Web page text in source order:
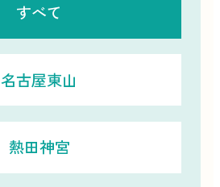
すべて
名古屋東山
熱田神宮